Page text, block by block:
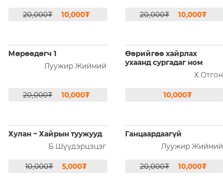
20,000₮ 10,000₮ 20,000₮ 10,000₮
Мөрөөдөгч 1
Луужир Жиймий
20,000₮ 10,000₮
Өөрийгөө хайрлах
ухаанд сургадаг ном
Х.Отгон
10,000₮
Хулан ~ Хайрын туужууд
Б.Шүүдэрцэцэг
10,000₮ 5,000₮
Ганцаардаагүй
Луужир Жиймий
20,000₮ 10,000₮